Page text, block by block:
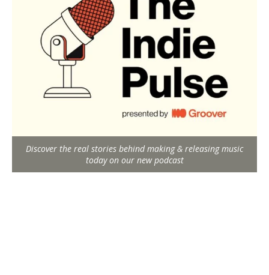
Discover the real stories behind making & releasing music
today on our new podcast